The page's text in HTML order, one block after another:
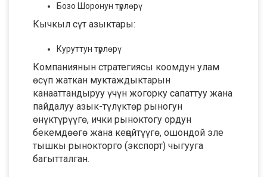
Бозо Шоронун түрлөрү
Кычкыл сүт азыктары:
Куруттун түрлөрү
Компаниянын стратегиясы коомдун улам
өсүп жаткан муктаждыктарын
канааттандыруу үчүн жогорку сапаттуу жана
пайдалуу азык-түлүктөр рыногун
өнүктүрүүгө, ички рыноктогу ордун
бекемдөөгө жана кеңейтүүгө, ошондой эле
тышкы рынокторго (экспорт) чыгууга
багытталган.